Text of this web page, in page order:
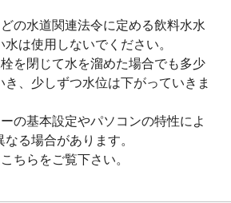
の水道関連法令に定める飲料水水
は使用しないでください。
を閉じて水を溜めた場合でも多少
、少しずつ水位は下がっていきま
の基本設定やパソコンの特性によ
る場合があります。
こちら をご覧下さい。